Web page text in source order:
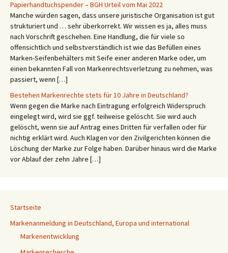
Papierhandtuchspender – BGH Urteil vom Mai 2022
Manche würden sagen, dass unsere juristische Organisation ist gut
strukturiert und … sehr überkorrekt. Wir wissen es ja, alles muss
nach Vorschrift geschehen. Eine Handlung, die für viele so
offensichtlich und selbstverständlich ist wie das Befüllen eines
Marken-Seifenbehälters mit Seife einer anderen Marke oder, um
einen bekannten Fall von Markenrechtsverletzung zu nehmen, was
passiert, wenn […]
Bestehen Markenrechte stets für 10 Jahre in Deutschland?
Wenn gegen die Marke nach Eintragung erfolgreich Widerspruch
eingelegt wird, wird sie ggf. teilweise gelöscht. Sie wird auch
gelöscht, wenn sie auf Antrag eines Dritten für verfallen oder für
nichtig erklärt wird. Auch Klagen vor den Zivilgerichten können die
Löschung der Marke zur Folge haben. Darüber hinaus wird die Marke
vor Ablauf der zehn Jahre […]
Startseite
Markenanmeldung in Deutschland, Europa und international
Markenentwicklung